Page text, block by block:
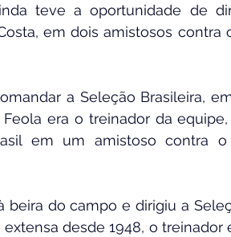
teve a oportunidade de
em dois amistosos contra
a Seleção Brasileira,
era o treinador da
em um amistoso contra o
beira do campo e dirigiu a
desde 1948, o treinador